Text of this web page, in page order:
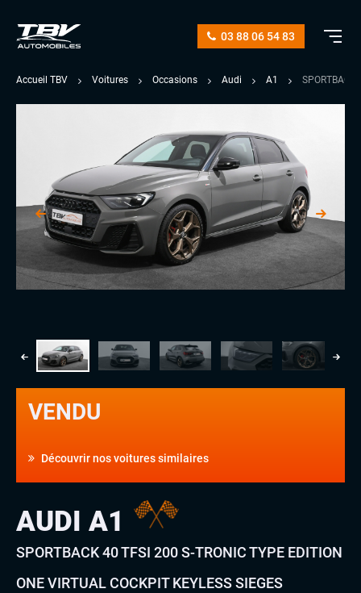
03 88 06 54 83
Accueil TBV Voitures Occasions Audi A1 SPORTBACK
VENDU
Découvrir nos voitures similaires
AUDI A1
SPORTBACK 40 TFSI 200 S-TRONIC TYPE EDITION
ONE VIRTUAL COCKPIT KEYLESS SIEGES